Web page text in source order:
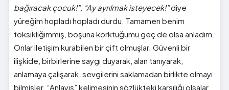
bağıracak çocuk!”, “Ay ayrılmak isteyecek!”diye
yüreğim hopladı hopladı durdu. Tamamen benim
toksikliğimmiş, boşuna korktuğumu geç de olsa anladım.
Onlar iletişim kurabilen bir çift olmuşlar. Güvenli bir
ilişkide, birbirlerine saygı duyarak, alan tanıyarak,
anlamaya çalışarak, sevgilerini saklamadan birlikte olmayı
bilmişler. “Anlayış” kelimesinin sözlükteki karşılığı olsalar